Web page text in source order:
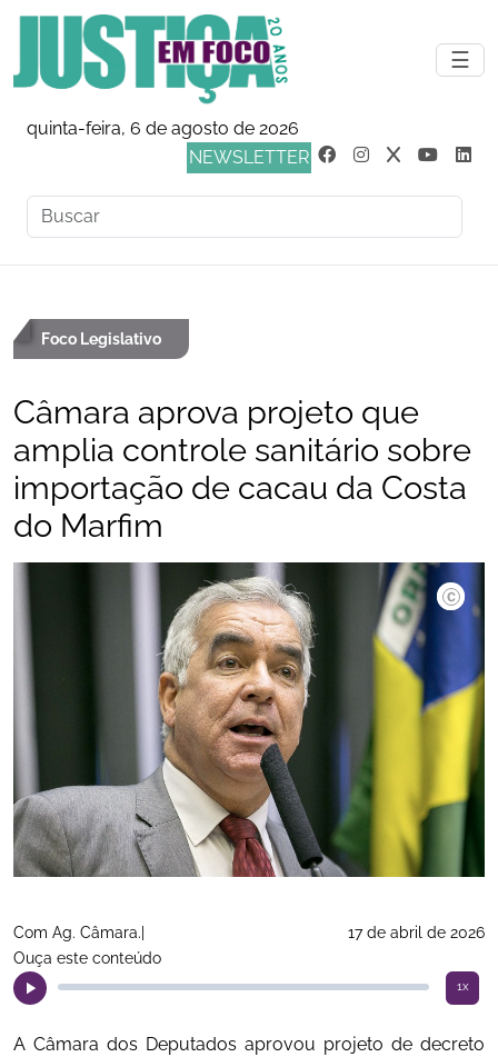
☰
quinta-feira, 6 de agosto de 2026
NEWSLETTER
Foco Legislativo
Câmara aprova projeto que
amplia controle sanitário sobre
importação de cacau da Costa
do Marfim
Com Ag. Câmara.|
17 de abril de 2026
Ouça este conteúdo
1x
A Câmara dos Deputados aprovou projeto de decreto